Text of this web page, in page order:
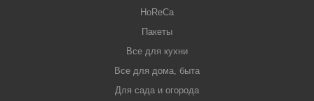
HoReCa
Пакеты
Все для кухни
Все для дома, быта
Для сада и огорода